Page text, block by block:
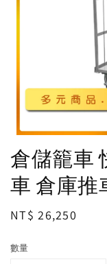
倉儲籠車
車 倉庫推
Regular
NT$ 26,250
數量